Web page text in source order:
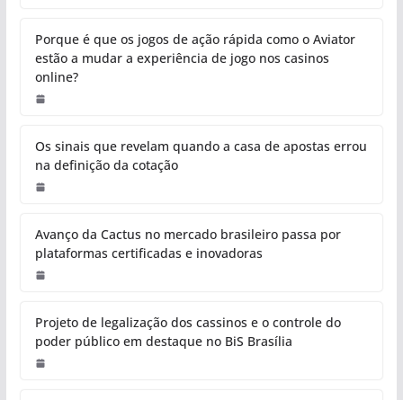
Porque é que os jogos de ação rápida como o Aviator
estão a mudar a experiência de jogo nos casinos
online?
Os sinais que revelam quando a casa de apostas errou
na definição da cotação
Avanço da Cactus no mercado brasileiro passa por
plataformas certificadas e inovadoras
Projeto de legalização dos cassinos e o controle do
poder público em destaque no BiS Brasília